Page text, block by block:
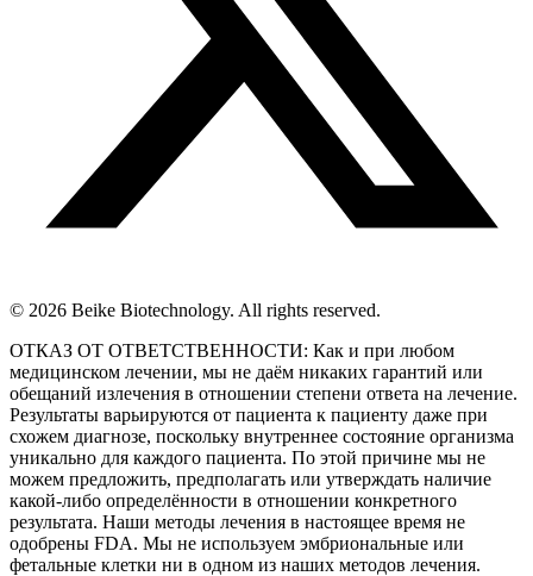
© 2026 Beike Biotechnology. All rights reserved.
ОТКАЗ ОТ ОТВЕТСТВЕННОСТИ: Как и при любом
медицинском лечении, мы не даём никаких гарантий или
обещаний излечения в отношении степени ответа на лечение.
Результаты варьируются от пациента к пациенту даже при
схожем диагнозе, поскольку внутреннее состояние организма
уникально для каждого пациента. По этой причине мы не
можем предложить, предполагать или утверждать наличие
какой-либо определённости в отношении конкретного
результата. Наши методы лечения в настоящее время не
одобрены FDA. Мы не используем эмбриональные или
фетальные клетки ни в одном из наших методов лечения.